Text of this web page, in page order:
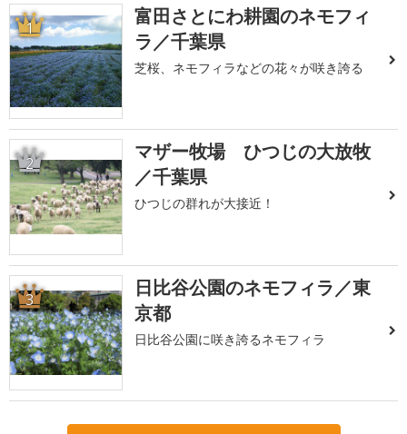
1
富田さとにわ耕園のネモフィ
ラ／千葉県
芝桜、ネモフィラなどの花々が咲き誇る
2
マザー牧場 ひつじの大放牧
／千葉県
ひつじの群れが大接近！
3
日比谷公園のネモフィラ／東
京都
日比谷公園に咲き誇るネモフィラ